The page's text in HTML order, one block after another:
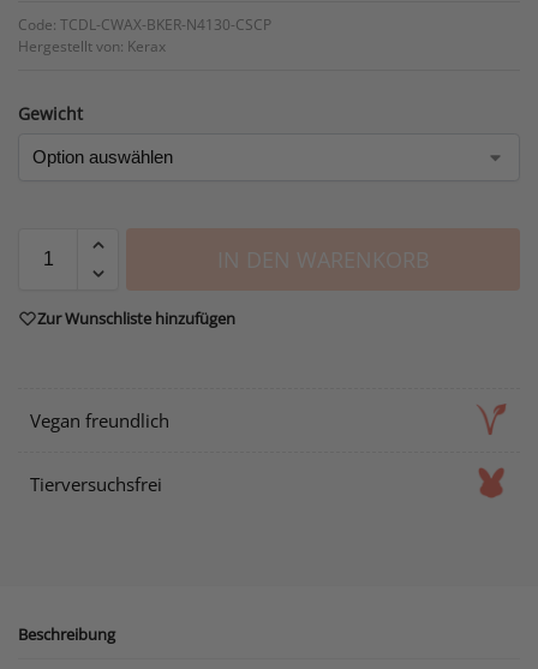
Code: TCDL-CWAX-BKER-N4130-CSCP
Hergestellt von: Kerax
Gewicht
IN DEN WARENKORB
Zur Wunschliste hinzufügen
Vegan freundlich
Tierversuchsfrei
Beschreibung